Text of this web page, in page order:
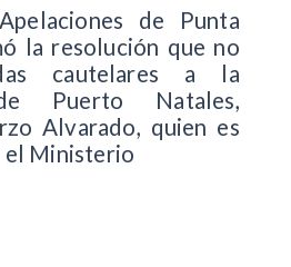
de Punta
la resolución que no
cautelares a la
Puerto Natales,
Alvarado, quien es
el Ministerio